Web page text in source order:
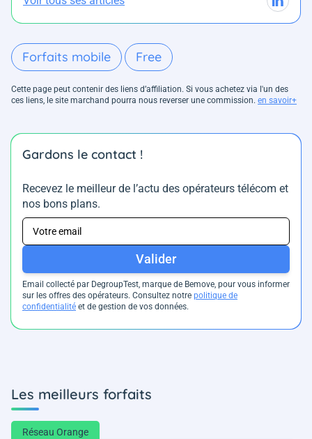
Forfaits mobile Free
Cette page peut contenir des liens d’affiliation. Si vous achetez via l'un des
ces liens, le site marchand pourra nous reverser une commission. en savoir+
Gardons le contact !
Recevez le meilleur de l’actu des opérateurs télécom et
nos bons plans.
Valider
Email collecté par DegroupTest, marque de Bemove, pour vous informer
sur les offres des opérateurs. Consultez notre politique de
confidentialité et de gestion de vos données.
Les meilleurs forfaits
Réseau Orange